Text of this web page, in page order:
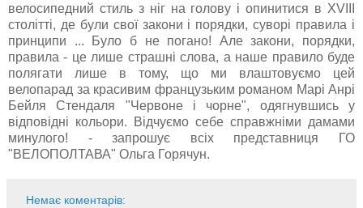
велосипедний стиль з ніг на голову і опинитися в XVIII
столітті, де були свої закони і порядки, суворі правила і
принципи ... Було б не погано! Але закони, порядки,
правила - це лише страшні слова, а наше правило буде
полягати лише в тому, що ми влаштовуємо цей
велопарад за красивим французьким романом Марі Анрі
Бейля Стендаля "Червоне і чорне", одягнувшись у
відповідні кольори. Відчуємо себе справжніми дамами
минулого! - запрошує всіх представниця ГО
"ВЕЛОПОЛТАВА" Ольга Горячун.
Немає коментарів: